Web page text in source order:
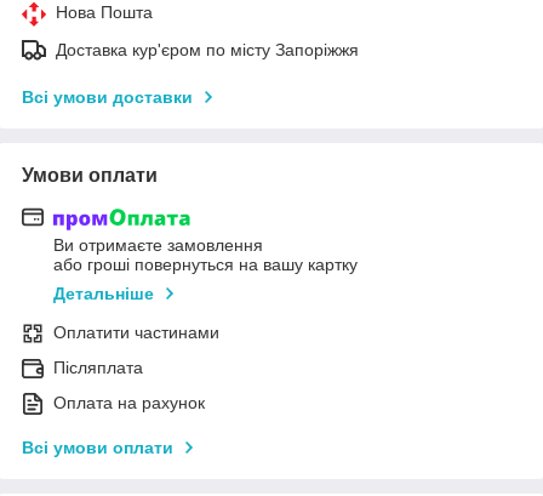
Нова Пошта
Доставка кур'єром по місту Запоріжжя
Всі умови доставки
Умови оплати
Ви отримаєте замовлення
або гроші повернуться на вашу картку
Детальніше
Оплатити частинами
Післяплата
Оплата на рахунок
Всі умови оплати